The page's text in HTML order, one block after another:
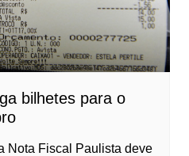
bilhetes para o
Nota Fiscal Paulista deve